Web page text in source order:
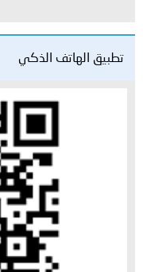
تطبيق الهاتف الذكي